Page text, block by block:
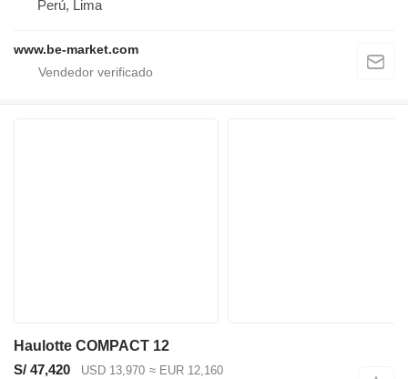
Perú, Lima
www.be-market.com
Haulotte COMPACT 12
S/ 47,420
USD 13,970 ≈ EUR 12,160